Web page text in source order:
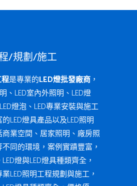
/規劃/施工
是專業的LED燈批發廠商 ，
、LED室內外照明、LED燈
燈泡、LED專業安裝與施工
LED燈具產品以及LED照明
業空間、居家照明、廠房照
同的環境，案例實蹟豐富，
燈與LED燈具種類齊全，
LED照明工程規劃與施工，